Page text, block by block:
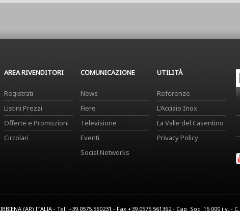
AREA RIVENDITORI
Registrati
Listini Prezzi
Offerte e Promozioni
Circolari
COMUNICAZIONE
News
Fiere
Televisione
Eventi
Social Networks
UTILITÀ
Referenze
L'Acciaio Inox
La Valle del Casentino
Privacy Policy
(AR) ITALIA - Tel. +39.0575.560231 - Fax +39.0575.561362 - Cap. Soc. 15.000 i.v. -